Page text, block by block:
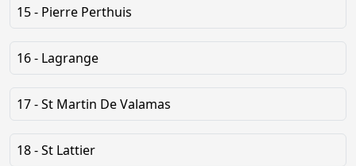
15 - Pierre Perthuis
16 - Lagrange
17 - St Martin De Valamas
18 - St Lattier